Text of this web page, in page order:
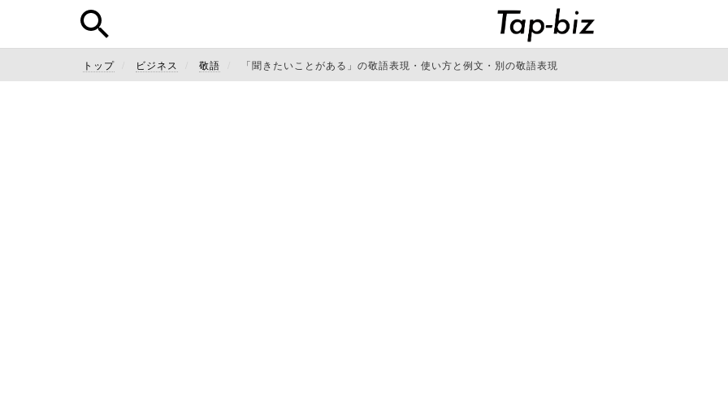
トップ ビジネス 敬語 「聞きたいことがある」の敬語表現・使い方と例文・別の敬語表現